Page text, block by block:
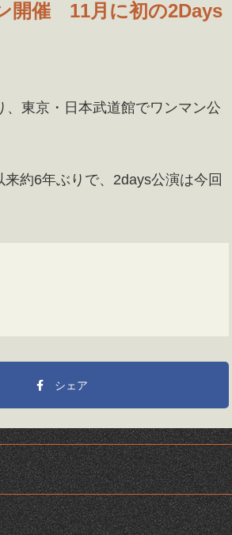
開催 11月に初の2Days
東京・日本武道館でワンマン公
約6年ぶりで、2days公演は今回
シェア